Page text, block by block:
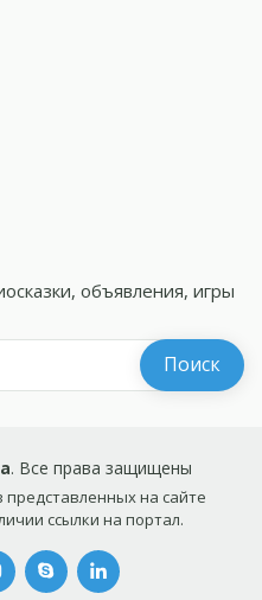
объявления, игры
. Все права защищены
на сайте
ссылки на портал.